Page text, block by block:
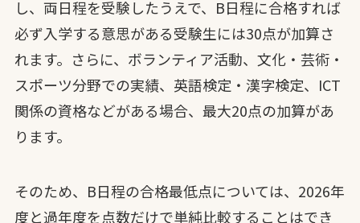
し、両日程を受験したうえで、B日程に合格すれば
必ず入学する意思がある受験生には30点が加算さ
れます。さらに、ボランティア活動、文化・芸術・
スポーツ分野での実績、英語検定・漢字検定、ICT
関係の資格などがある場合、最大20点の加算があ
ります。
そのため、B日程の合格最低点については、2026年
度と過年度を点数だけで単純比較することはでき